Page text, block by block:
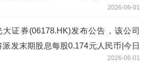
2026-06-01
大证券(06178.HK)发布公告，该公司
派发末期股息每股0.174元人民币|今日
2026-06-01